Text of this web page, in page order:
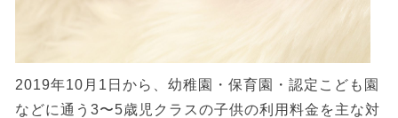
2019年10月1日から、幼稚園・保育園・認定こども園
などに通う3〜5歳児クラスの子供の利用料金を主な対